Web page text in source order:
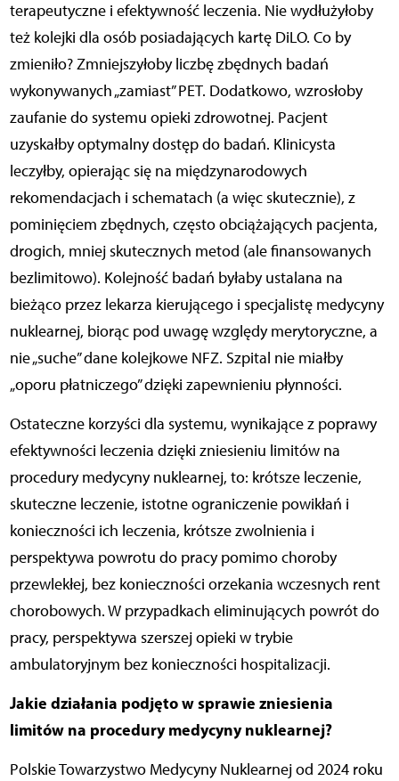
terapeutyczne i efektywność leczenia. Nie wydłużyłoby
też kolejki dla osób posiadających kartę DiLO. Co by
zmieniło? Zmniejszyłoby liczbę zbędnych badań
wykonywanych „zamiast” PET. Dodatkowo, wzrosłoby
zaufanie do systemu opieki zdrowotnej. Pacjent
uzyskałby optymalny dostęp do badań. Klinicysta
leczyłby, opierając się na międzynarodowych
rekomendacjach i schematach (a więc skutecznie), z
pominięciem zbędnych, często obciążających pacjenta,
drogich, mniej skutecznych metod (ale finansowanych
bezlimitowo). Kolejność badań byłaby ustalana na
bieżąco przez lekarza kierującego i specjalistę medycyny
nuklearnej, biorąc pod uwagę względy merytoryczne, a
nie „suche” dane kolejkowe NFZ. Szpital nie miałby
„oporu płatniczego” dzięki zapewnieniu płynności.
Ostateczne korzyści dla systemu, wynikające z poprawy
efektywności leczenia dzięki zniesieniu limitów na
procedury medycyny nuklearnej, to: krótsze leczenie,
skuteczne leczenie, istotne ograniczenie powikłań i
konieczności ich leczenia, krótsze zwolnienia i
perspektywa powrotu do pracy pomimo choroby
przewlekłej, bez konieczności orzekania wczesnych rent
chorobowych. W przypadkach eliminujących powrót do
pracy, perspektywa szerszej opieki w trybie
ambulatoryjnym bez konieczności hospitalizacji.
Jakie działania podjęto w sprawie zniesienia
limitów na procedury medycyny nuklearnej?
Polskie Towarzystwo Medycyny Nuklearnej od 2024 roku